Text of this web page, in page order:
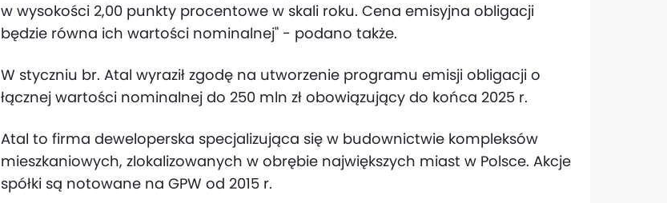
w wysokości 2,00 punkty procentowe w skali roku. Cena emisyjna obligacji
będzie równa ich wartości nominalnej" - podano także.
W styczniu br. Atal wyraził zgodę na utworzenie programu emisji obligacji o
łącznej wartości nominalnej do 250 mln zł obowiązujący do końca 2025 r.
Atal to firma deweloperska specjalizująca się w budownictwie kompleksów
mieszkaniowych, zlokalizowanych w obrębie największych miast w Polsce. Akcje
spółki są notowane na GPW od 2015 r.